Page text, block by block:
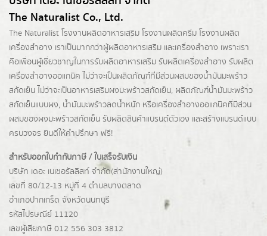
The Naturalist Co., Ltd.
The Naturalist โรงงานผลิตอาหารเสริม โรงงานผลิตครีม โรงงานผลิต
เครื่องสำอาง เราเป็นมากกว่าผู้ผลิตอาหารเสริม และเครื่องสำอาง เพราะเรา
คือเพื่อนผู้เชี่ยวชาญในการรับผลิตอาหารเสริม รับผลิตเครื่องสำอาง รับผลิต
เครื่องสำอางออแกนิค ไม่ว่าจะเป็นผลิตภัณฑ์ที่มีส่วนผสมของน้ำมันมะพร้าว
สกัดเย็น ไม่ว่าจะเป็นอาหารเสริมผงมะพร้าวสกัดเย็น, ผลิตภัณฑ์น้ำมันมะพร้าว
สกัดเย็นแบบผง, น้ำมันมะพร้าวลดน้ำหนัก หรือเครื่องสำอางออแกนิคที่มีส่วน
ผสมของผงมะพร้าวสกัดเย็น รับผลิตสินค้าแบรนด์ตัวเอง และสร้างแบรนด์แบบ
ครบวงจร ยินดีให้คำปรึกษา ฟรี!
สำหรับออกใบกำกับภาษี / ใบเสร็จรับเงิน
บริษัท เดอะ เนเชอรัลลิสท์ จำกัด(ส่านักงานใหญ่)
เลขที่ 80/12-13 หมู่ที่ 4 ตำบลบางตลาด
อำเภอปากเกร็ด จังหวัดนนทบุรี
รหัสไปรษณีย์ 11120
เลขผู้เสียภาษี 012 556 303 3812